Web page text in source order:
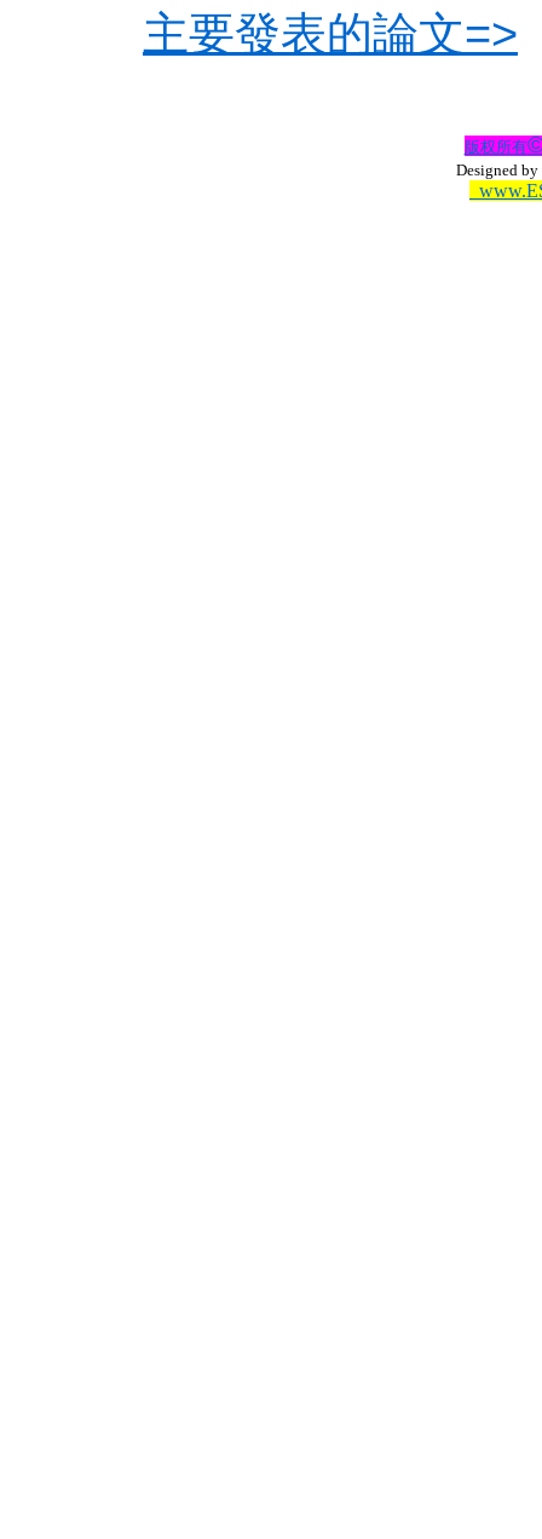
主要發表的論文=>
版权所有
Designed